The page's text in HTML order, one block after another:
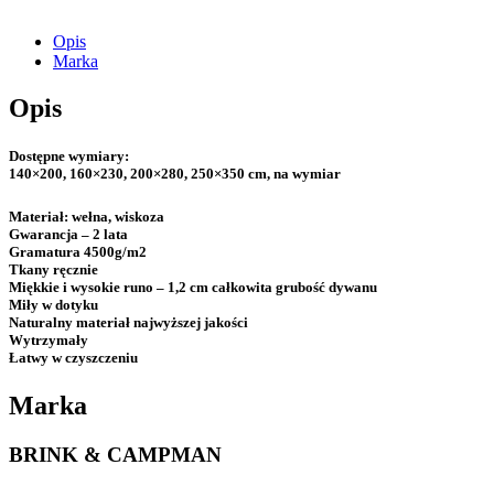
Opis
Marka
Opis
Dostępne wymiary:
140×200, 160×230, 200×280, 250×350 cm, na wymiar
Materiał: wełna, wiskoza
Gwarancja – 2 lata
Gramatura 4500g/m2
Tkany ręcznie
Miękkie i wysokie runo – 1,2 cm całkowita grubość dywanu
Miły w dotyku
Naturalny materiał najwyższej jakości
Wytrzymały
Łatwy w czyszczeniu
Marka
BRINK & CAMPMAN